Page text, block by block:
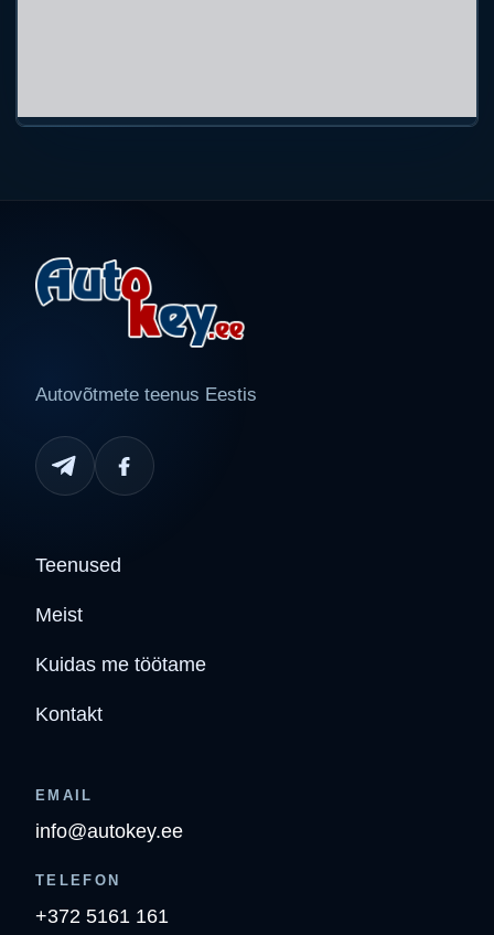
Autovõtmete teenus Eestis
Teenused
Meist
Kuidas me töötame
Kontakt
EMAIL
info@autokey.ee
TELEFON
+372 5161 161